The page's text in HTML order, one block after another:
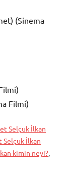
(Sinema
Filmi)
Selçuk İlkan
Selçuk İlkan
kimin neyi?,